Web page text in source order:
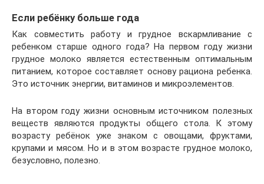
Если ребёнку больше года
Как совместить работу и грудное вскармливание с
ребенком старше одного года? На первом году жизни
грудное молоко является естественным оптимальным
питанием, которое составляет основу рациона ребенка.
Это источник энергии, витаминов и микроэлементов.
На втором году жизни основным источником полезных
веществ являются продукты общего стола. К этому
возрасту ребёнок уже знаком с овощами, фруктами,
крупами и мясом. Но и в этом возрасте грудное молоко,
безусловно, полезно.